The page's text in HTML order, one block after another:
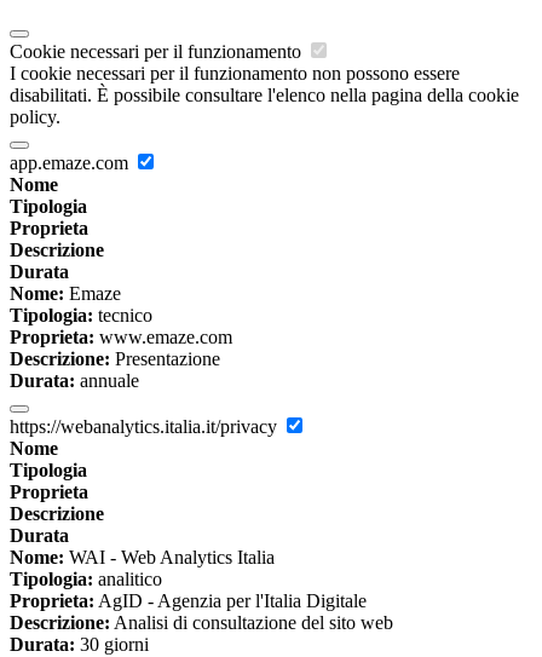
Cookie necessari per il funzionamento
I cookie necessari per il funzionamento non possono essere
disabilitati. È possibile consultare l'elenco nella pagina della cookie
policy.
app.emaze.com
Nome
Tipologia
Proprieta
Descrizione
Durata
Nome: Emaze
Tipologia: tecnico
Proprieta: www.emaze.com
Descrizione: Presentazione
Durata: annuale
https://webanalytics.italia.it/privacy
Nome
Tipologia
Proprieta
Descrizione
Durata
Nome: WAI - Web Analytics Italia
Tipologia: analitico
Proprieta: AgID - Agenzia per l'Italia Digitale
Descrizione: Analisi di consultazione del sito web
Durata: 30 giorni